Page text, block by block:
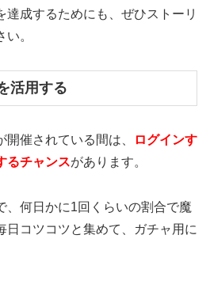
達成するためにも、ぜひストーリ
。
活用する
催されている間は、
ログインす
るチャンスがあります。
、何日かに1回くらいの割合で魔
日コツコツと集めて、ガチャ用に